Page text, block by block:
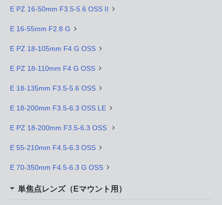
E PZ 16-50mm F3.5-5.6 OSS II
E 16-55mm F2.8 G
E PZ 18-105mm F4 G OSS
E PZ 18-110mm F4 G OSS
E 18-135mm F3.5-5.6 OSS
E 18-200mm F3.5-6.3 OSS LE
E PZ 18-200mm F3.5-6.3 OSS
E 55-210mm F4.5-6.3 OSS
E 70-350mm F4.5-6.3 G OSS
単焦点レンズ（Eマウント用）